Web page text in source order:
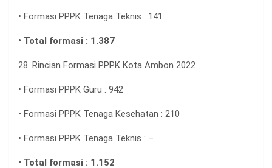
• Formasi PPPK Tenaga Teknis : 141
• Total formasi : 1.387
28. Rincian Formasi PPPK Kota Ambon 2022
• Formasi PPPK Guru : 942
• Formasi PPPK Tenaga Kesehatan : 210
• Formasi PPPK Tenaga Teknis : –
• Total formasi : 1.152